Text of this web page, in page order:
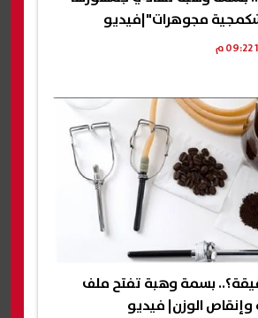
مجوهرات"|فيديو
بسمة وهبة تفتح ملف
الوزن| فيديو